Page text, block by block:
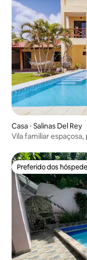
Casa ⋅ Salinas Del Rey
Vila familiar
Preferido dos
Preferido dos